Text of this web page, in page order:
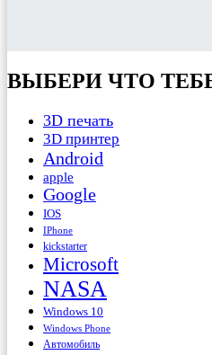
ВЫБЕРИ ЧТО
3D печать
3D принтер
Android
apple
Google
IOS
IPhone
kickstarter
Microsoft
NASA
Windows 10
Windows Phone
Автомобиль